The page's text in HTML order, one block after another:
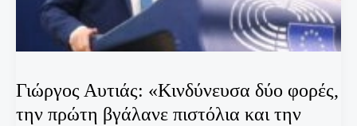
Γιώργος Αυτιάς: «Κινδύνευσα δύο φορές,
την πρώτη βγάλανε πιστόλια και την